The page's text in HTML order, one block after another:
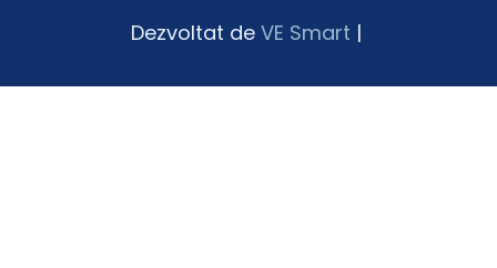
Dezvoltat de VE Smart |